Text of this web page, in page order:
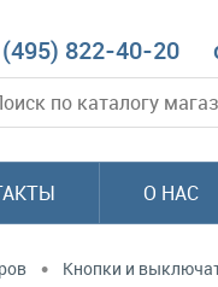
822-40-20
О НАС
• Кнопки и